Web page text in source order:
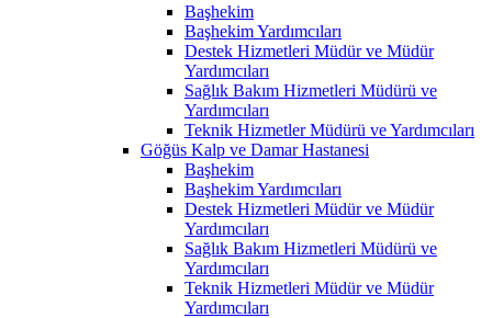
Başhekim
Başhekim Yardımcıları
Destek Hizmetleri Müdür ve Müdür
Yardımcıları
Sağlık Bakım Hizmetleri Müdürü ve
Yardımcıları
Teknik Hizmetler Müdürü ve Yardımcıları
Göğüs Kalp ve Damar Hastanesi
Başhekim
Başhekim Yardımcıları
Destek Hizmetleri Müdür ve Müdür
Yardımcıları
Sağlık Bakım Hizmetleri Müdürü ve
Yardımcıları
Teknik Hizmetleri Müdür ve Müdür
Yardımcıları